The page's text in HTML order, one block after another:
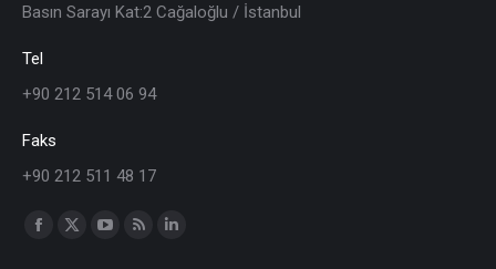
Basın Sarayı Kat:2 Cağaloğlu / İstanbul
Tel
+90 212 514 06 94
Faks
+90 212 511 48 17
Find us on: